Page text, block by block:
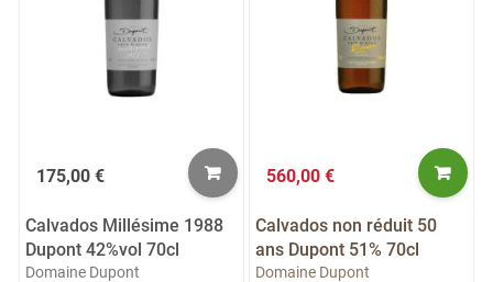
175,00 €
Calvados Millésime 1988
Dupont 42%vol 70cl
Domaine Dupont
560,00 €
Calvados non réduit 50
ans Dupont 51% 70cl
Domaine Dupont